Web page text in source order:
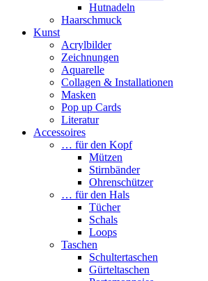
Hutnadeln
Haarschmuck
Kunst
Acrylbilder
Zeichnungen
Aquarelle
Collagen & Installationen
Masken
Pop up Cards
Literatur
Accessoires
… für den Kopf
Mützen
Stirnbänder
Ohrenschützer
… für den Hals
Tücher
Schals
Loops
Taschen
Schultertaschen
Gürteltaschen